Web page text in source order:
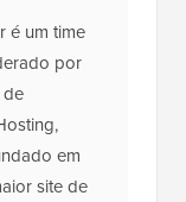
é um time
por
de
em
site de